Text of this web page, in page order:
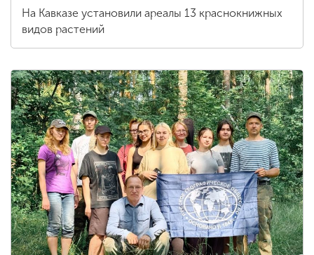
На Кавказе установили ареалы 13 краснокнижных
видов растений